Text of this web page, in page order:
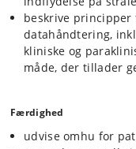
beskrive principper
datahåndtering,
kliniske og
måde, der tillader
Færdighed
udvise omhu for